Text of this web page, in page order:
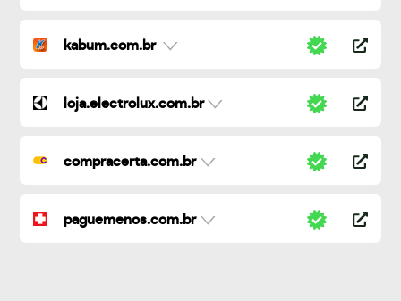
kabum.com.br
loja.electrolux.com.br
compracerta.com.br
paguemenos.com.br